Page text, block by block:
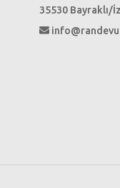
35530 Bayraklı/